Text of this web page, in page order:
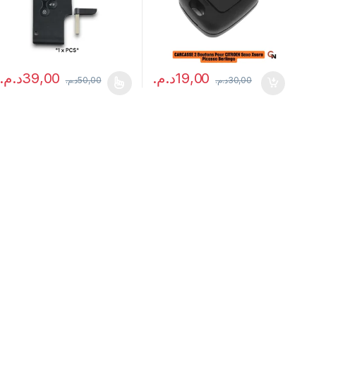
39,00د.م. 50,00د.م.
Ce produit a plusieurs variations. Les options peuvent être choisies sur la
19,00د.م. 30,00د.م.